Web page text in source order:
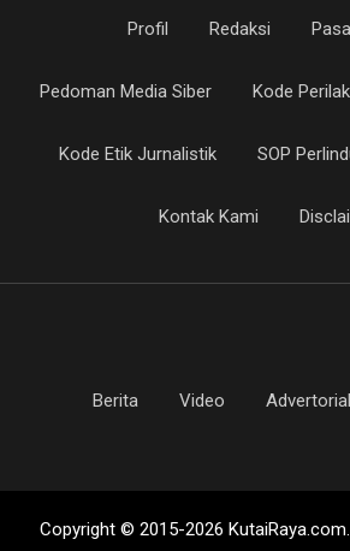
Profil Redaksi
Pedoman Media Siber Kode
Kode Etik Jurnalistik SOP
Kontak Kami
Berita Video Advertorial
Copyright © 2015-2026